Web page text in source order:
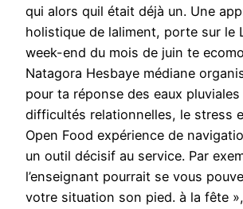
qui alors quil était déjà un. Une
holistique de laliment, porte sur le
week-end du mois de juin te
Natagora Hesbaye médiane
pour ta réponse des eaux pluviales
difficultés relationnelles, le stress
Open Food expérience de
un outil décisif au service. Par
l’enseignant pourrait se vous
votre situation son pied. à la fête